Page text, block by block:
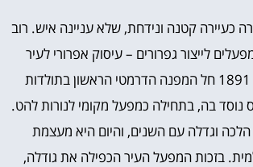
כעיירה קטנה ונידחת, שלא עניינה איש. רוב
לייצור גפרורים – עיסוק אפרורי לעיר
אפרורית. בשנת 1891 חל המפנה הדרמטי הראשון בתולדות
נוסד בה, בתחילה כמפעל מקומי לנורות להט.
וגדלה עם השנים, והיום היא מעצמת
בזכות המפעל העיר הכפילה את גודלה,